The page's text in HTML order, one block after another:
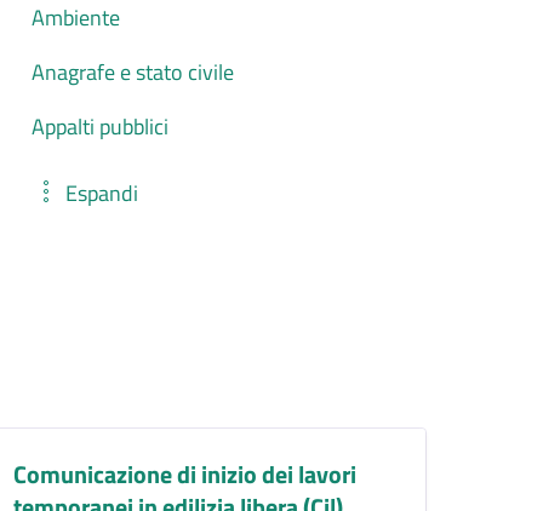
Ambiente
Anagrafe e stato civile
Appalti pubblici
Espandi
Comunicazione di inizio dei lavori